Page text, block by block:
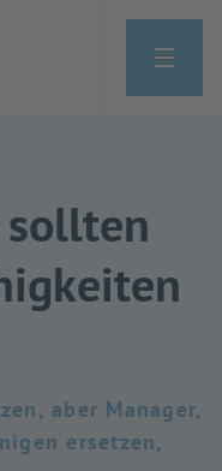
sollten
aber Manager,
ersetzen,